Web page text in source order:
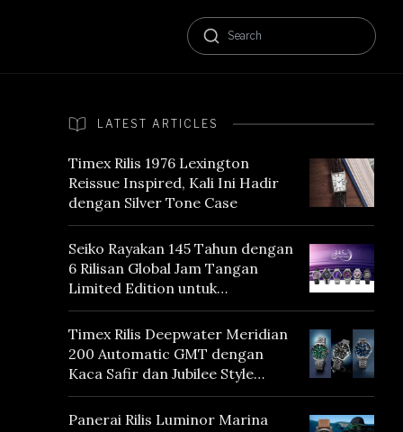
LATEST ARTICLES
Timex Rilis 1976 Lexington
Reissue Inspired, Kali Ini Hadir
dengan Silver Tone Case
Seiko Rayakan 145 Tahun dengan
6 Rilisan Global Jam Tangan
Limited Edition untuk
Menghormati Edo Purple,
Warna yang Mencerminkan
Warisan Tokyo
Timex Rilis Deepwater Meridian
200 Automatic GMT dengan
Kaca Safir dan Jubilee Style
Bracelet
Panerai Rilis Luminor Marina